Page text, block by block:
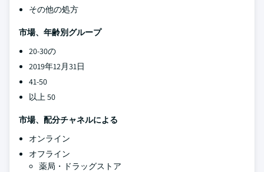
その他の処方
市場、年齢別グループ
20-30の
2019年12月31日
41-50
以上 50
市場、配分チャネルによる
オンライン
オフライン
薬局・ドラッグストア